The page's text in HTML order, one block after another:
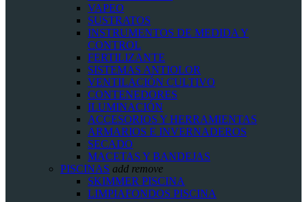
VAPEO
SUSTRATOS
INSTRUMENTOS DE MEDIDA Y
CONTROL
FERTILIZANTE
SISTEMAS ANTIOLOR
VENTILACIÓN CULTIVO
CONTENEDORES
ILUMINACIÓN
ACCESORIOS Y HERRAMIENTAS
ARMARIOS E INVERNADEROS
SECADO
MACETAS Y BANDEJAS
PISCINAS add remove
SKIMMER PISCINA
LIMPIAFONDOS PISCINA